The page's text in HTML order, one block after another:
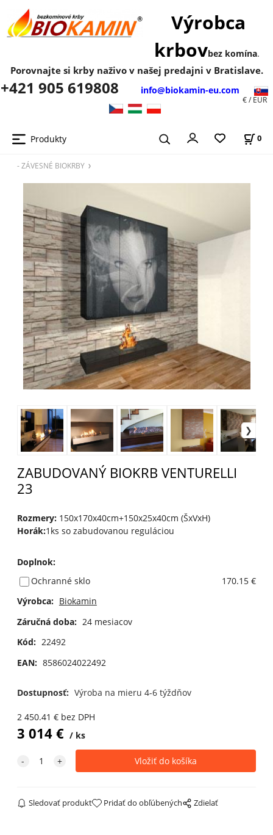
Výrobca
krbovbez komína.
Porovnajte si krby naživo v našej predajni v Bratislave.
+421 905 619808 info@biokamin-eu.com
Produkty 0
€ / EUR
- ZÁVESNÉ BIOKRBY
ZABUDOVANÝ BIOKRB VENTURELLI
23
Rozmery: 150x170x40cm+150x25x40cm (ŠxVxH)
Horák:1ks so zabudovanou reguláciou
Doplnok:
Ochranné sklo
170.15 €
Výrobca: Biokamin
Záručná doba: 24 mesiacov
Kód: 22492
EAN: 8586024022492
Dostupnosť: Výroba na mieru 4-6 týždňov
2 450.41 € bez DPH
3 014€ ks
Sledovať produkt Pridať do obľúbených Zdielať